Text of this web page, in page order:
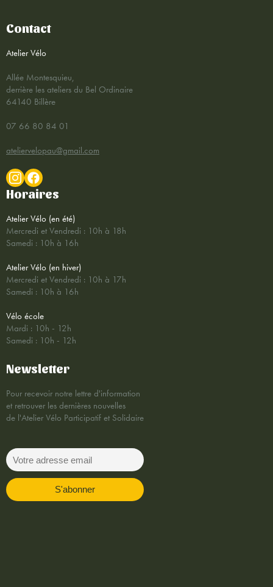
Contact
Atelier Vélo
Allée Montesquieu,
derrière les ateliers du Bel Ordinaire
64140 Billère
07 66 80 84 01
ateliervelopau@gmail.com
Horaires
Atelier Vélo (en été)
Mercredi et Vendredi : 10h à 18h
Samedi : 10h à 16h
Atelier Vélo (en hiver)
Mercredi et Vendredi : 10h à 17h
Samedi : 10h à 16h
Vélo école
Mardi : 10h - 12h
Samedi : 10h - 12h
Newsletter
Pour recevoir notre lettre d'information
et retrouver les dernières nouvelles
de l'Atelier Vélo Participatif et Solidaire